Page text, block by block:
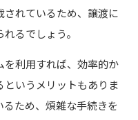
れているため、譲渡に
るでしょう。
を利用すれば、効率的か
いうメリットもありま
ため、煩雑な手続きを